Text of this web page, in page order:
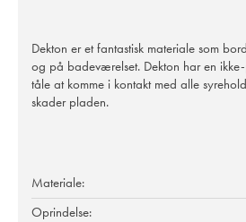
Dekton er et fantastisk materiale som
og på badeværelset. Dekton har en
tåle at komme i kontakt med alle
skader pladen.
Materiale:
Oprindelse: